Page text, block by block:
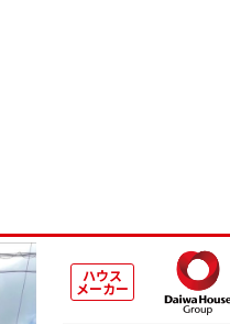
ハウス
メーカー